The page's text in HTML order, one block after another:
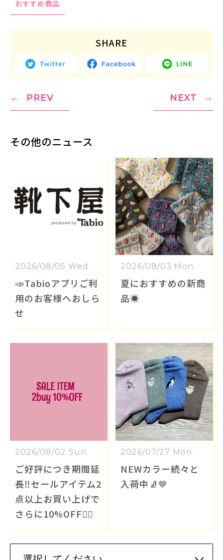
おすすめ商品
SHARE
PREV NEXT
その他のニュース
2026/08/05 Wed.
📣Tabioアプリご利
用のお客様へおしら
せ
2026/08/03 Mon.
夏におすすめの新商
品☀️
2026/08/02 Sun.
ご好評につき期間延
長‼️セールアイテム2
点以上お買い上げで
さらに10%OFF❤️‍🔥
2026/07/27 Mon.
NEWカラー続々と
入荷中🧦🤎